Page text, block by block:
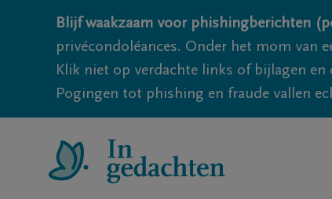
Blijf waakzaam voor phishingberichten
privécondoléances. Onder het mom van
Klik niet op verdachte links of bijlagen
Pogingen tot phishing en fraude vallen